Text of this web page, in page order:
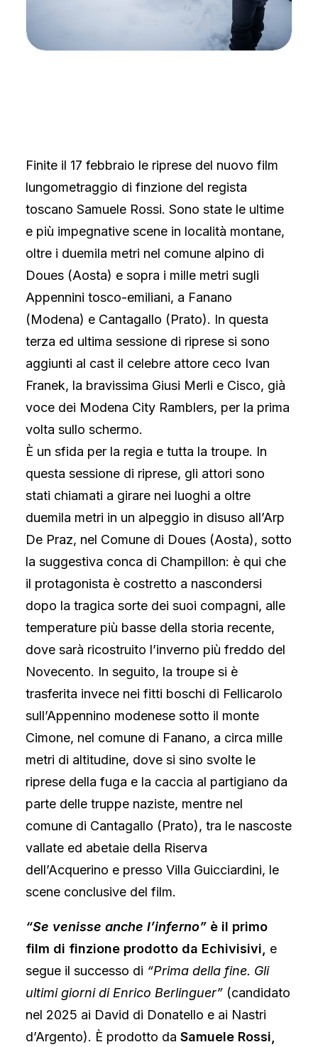
Finite il 17 febbraio le riprese del nuovo film
lungometraggio di finzione del regista
toscano Samuele Rossi. Sono state le ultime
e più impegnative scene in località montane,
oltre i duemila metri nel comune alpino di
Doues (Aosta) e sopra i mille metri sugli
Appennini tosco-emiliani, a Fanano
(Modena) e Cantagallo (Prato). In questa
terza ed ultima sessione di riprese si sono
aggiunti al cast il celebre attore ceco Ivan
Franek, la bravissima Giusi Merli e Cisco, già
voce dei Modena City Ramblers, per la prima
volta sullo schermo.
È un sfida per la regia e tutta la troupe. In
questa sessione di riprese, gli attori sono
stati chiamati a girare nei luoghi a oltre
duemila metri in un alpeggio in disuso all’Arp
De Praz, nel Comune di Doues (Aosta), sotto
la suggestiva conca di Champillon: è qui che
il protagonista è costretto a nascondersi
dopo la tragica sorte dei suoi compagni, alle
temperature più basse della storia recente,
dove sarà ricostruito l’inverno più freddo del
Novecento. In seguito, la troupe si è
trasferita invece nei fitti boschi di Fellicarolo
sull’Appennino modenese sotto il monte
Cimone, nel comune di Fanano, a circa mille
metri di altitudine, dove si sino svolte le
riprese della fuga e la caccia al partigiano da
parte delle truppe naziste, mentre nel
comune di Cantagallo (Prato), tra le nascoste
vallate ed abetaie della Riserva
dell’Acquerino e presso Villa Guicciardini, le
scene conclusive del film.
“Se venisse anche l’inferno” è il primo
film di finzione prodotto da Echivisivi,
e
segue il successo di “Prima della fine. Gli
ultimi giorni di Enrico Berlinguer” (candidato
nel 2025 ai David di Donatello e ai Nastri
d’Argento). È prodotto da Samuele Rossi,